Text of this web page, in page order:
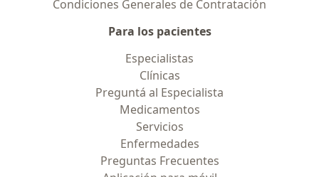
Condiciones Generales de Contratación
Para los pacientes
Especialistas
Clínicas
Preguntá al Especialista
Medicamentos
Servicios
Enfermedades
Preguntas Frecuentes